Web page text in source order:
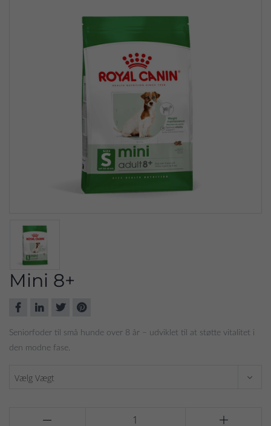
Mini 8+
Seniorfoder til små hunde over 8 år – udviklet til at støtte vitalitet i
den modne fase.
 